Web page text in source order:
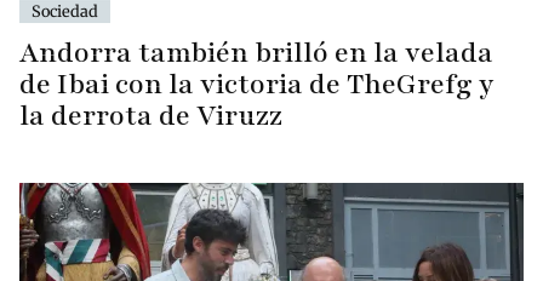
Sociedad
Andorra también brilló en la velada
de Ibai con la victoria de TheGrefg y
la derrota de Viruzz